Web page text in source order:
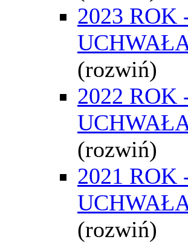
2023 ROK
(rozwiń)
2022 ROK
(rozwiń)
2021 ROK
(rozwiń)